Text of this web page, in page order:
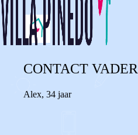
CONTACT VADER
Alex, 34 jaar